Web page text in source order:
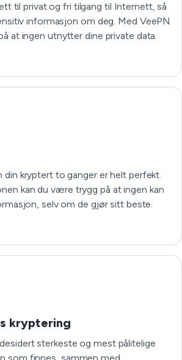
til privat og fri tilgang til Internett, så
informasjon om deg. Med VeePN
at ingen utnytter dine private data.
din kryptert to ganger er helt perfekt.
kan du være trygg på at ingen kan
selv om de gjør sitt beste.
kryptering
sterkeste og mest pålitelige